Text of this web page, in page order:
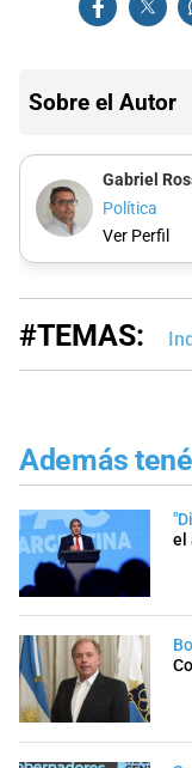
Sobre el Autor
Gabriel
Política
Ver Perfil
#TEMAS:
Además
el